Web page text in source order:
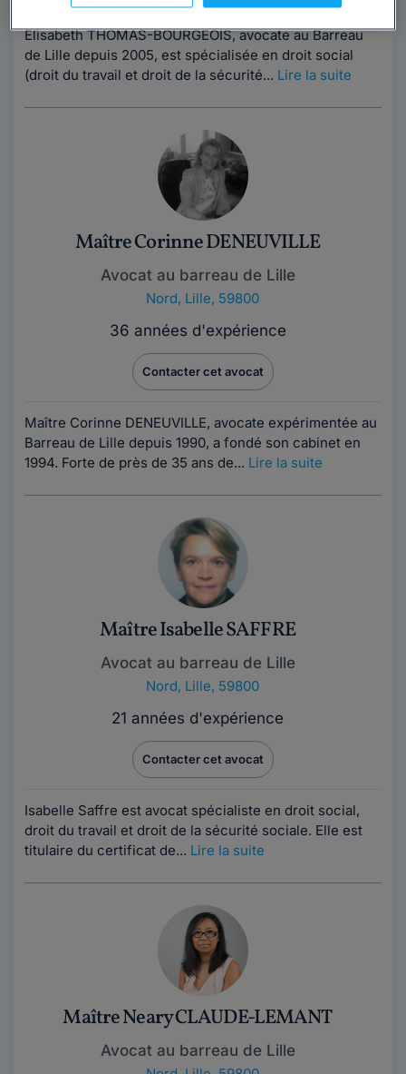
Elisabeth THOMAS-BOURGEOIS, avocate au Barreau
de Lille depuis 2005, est spécialisée en droit social
(droit du travail et droit de la sécurité... Lire la suite
Maître Corinne DENEUVILLE
Avocat au barreau de Lille
Nord, Lille, 59800
36 années d'expérience
Contacter cet avocat
Maître Corinne DENEUVILLE, avocate expérimentée au
Barreau de Lille depuis 1990, a fondé son cabinet en
1994. Forte de près de 35 ans de... Lire la suite
Maître Isabelle SAFFRE
Avocat au barreau de Lille
Nord, Lille, 59800
21 années d'expérience
Contacter cet avocat
Isabelle Saffre est avocat spécialiste en droit social,
droit du travail et droit de la sécurité sociale. Elle est
titulaire du certificat de... Lire la suite
Maître Neary CLAUDE-LEMANT
Avocat au barreau de Lille